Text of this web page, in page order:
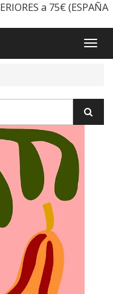
a 75€ (ESPAÑA